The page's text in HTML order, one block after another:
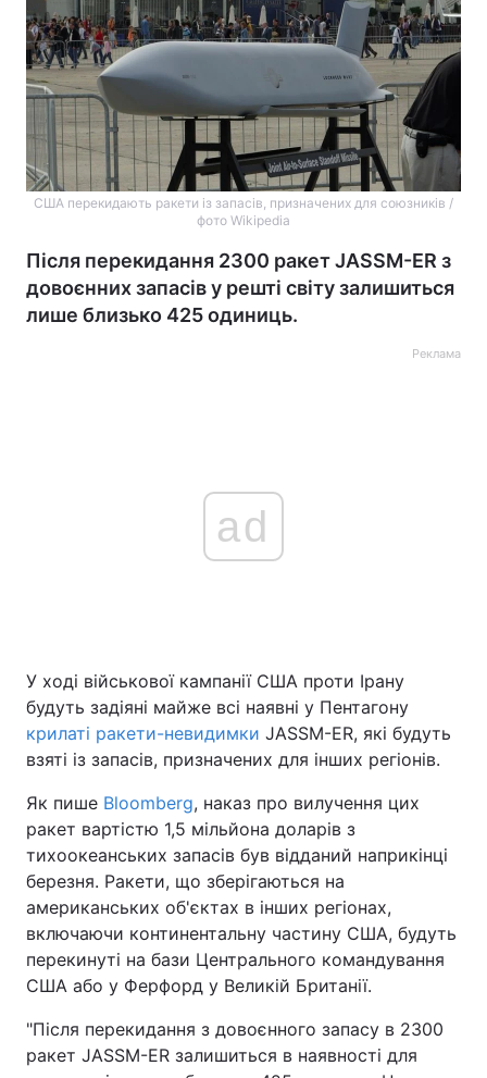
США перекидають ракети із запасів, призначених для союзників /
фото Wikipedia
Після перекидання 2300 ракет JASSM-ER з
довоєнних запасів у решті світу залишиться
лише близько 425 одиниць.
Реклама
ad
У ході військової кампанії США проти Ірану
будуть задіяні майже всі наявні у Пентагону
крилаті ракети-невидимки JASSM-ER, які будуть
взяті із запасів, призначених для інших регіонів.
Як пише Bloomberg, наказ про вилучення цих
ракет вартістю 1,5 мільйона доларів з
тихоокеанських запасів був відданий наприкінці
березня. Ракети, що зберігаються на
американських об'єктах в інших регіонах,
включаючи континентальну частину США, будуть
перекинуті на бази Центрального командування
США або у Ферфорд у Великій Британії.
"Після перекидання з довоєнного запасу в 2300
ракет JASSM-ER залишиться в наявності для